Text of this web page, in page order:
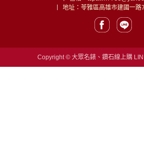
地址：苓雅區高雄市建國一路
Copyright © 大眾名錶、鑽石線上購